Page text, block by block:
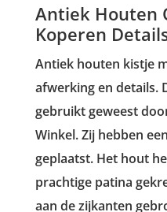
Antiek Houten
Koperen
Antiek houten kistje
afwerking en details.
gebruikt geweest
Winkel. Zij hebben
geplaatst. Het hout
prachtige patina
aan de zijkanten